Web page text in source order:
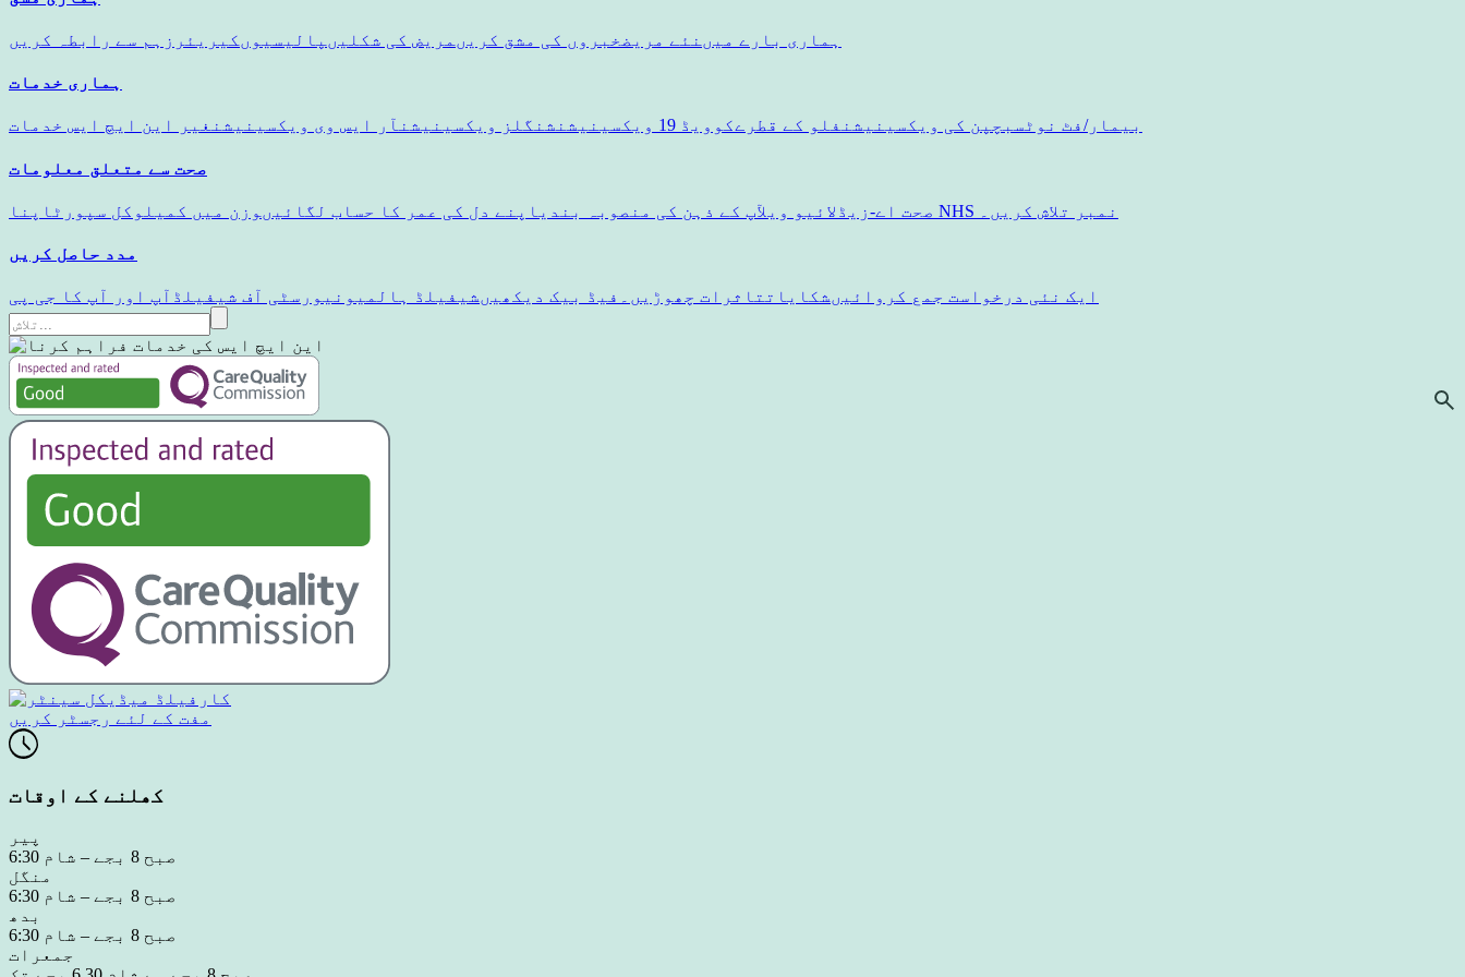
ہماری بارے ميں نئے مریض خبروں کی مشق کریں مریض کی شکلیں پالیسیوں کیریئرز ہم سے رابطہ کریں
ہماری خدمات
بیمار/فٹ نوٹس بچپن کی ویکسینیشن فلو کے قطرےکوویڈ 19 ویکسینیشن شنگلز ویکسینیشن آر ایس وی ویکسینیشن غیر این ایچ ایس خدمات
صحت سے متعلق معلومات
صحت اے-زیڈ لائیو ویلآپ کے ذہن کی منصوبہ بندی اپنے دل کی عمر کا حساب لگائیں وزن میں کمی لوکل سپورٹ اپنا NHS نمبر تلاش کریں۔
مدد حاصل کریں
ایک نئی درخواست جمع کروائیںشکایات تاثرات چھوڑیں۔ فیڈ بیک دیکھیںشیفیلڈ ہالم یونیورسٹی آف شیفیلڈ آپ اور آپ کا جی پی
مفت کے لئے رجسٹر کریں
کھلنے کے اوقات
پیر
صبح 8 بجے – شام 6:30
منگل
صبح 8 بجے – شام 6:30
بدھ
صبح 8 بجے – شام 6:30
جمعرات